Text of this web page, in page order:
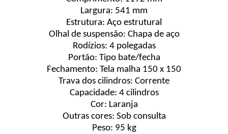
Largura: 541 mm
Estrutura: Aço estrutural
Olhal de suspensão: Chapa de aço
Rodízios: 4 polegadas
Portão: Tipo bate/fecha
Fechamento: Tela malha 150 x 150
Trava dos cilindros: Corrente
Capacidade: 4 cilindros
Cor: Laranja
Outras cores: Sob consulta
Peso: 95 kg